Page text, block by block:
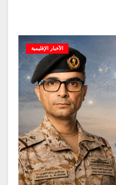
الأخبار الإقليمية